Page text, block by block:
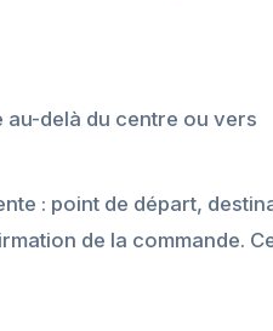
au-delà du centre ou vers
: point de départ,
de la commande.